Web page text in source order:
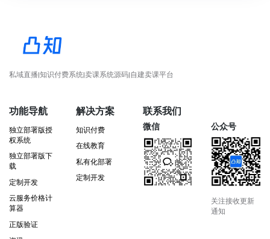
私域直播|知识付费系统|卖课系统源码|自建卖课平台
功能导航
独立部署版授
权系统
独立部署版下
载
定制开发
云服务价格计
算器
正版验证
解决方案
知识付费
在线教育
私有化部署
定制开发
联系我们
微信 公众号
关注接收更新
通知